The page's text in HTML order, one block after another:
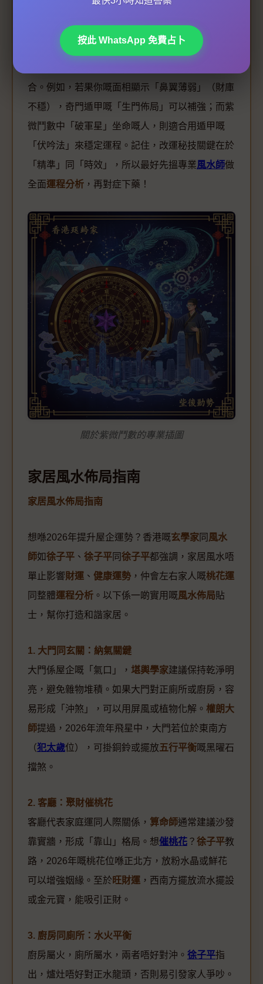
面相學
雖然同奇門遁甲屬於唔同
合。例如，若果你嘅面相顯示「鼻翼薄弱」（財庫
不穩），奇門遁甲嘅「生門佈局」可以補強；而紫
微鬥數中「破軍星」坐命嘅人，則適合用遁甲嘅
「伏吟法」來穩定運程。記住，改運秘技關鍵在於
「精準」同「時效」，所以最好先搵專業風水師做
全面運程分析 ，再對症下藥！
關於紫微鬥數的專業插圖
家居風水佈局指南
家居風水佈局指南
想喺2026年提升屋企運勢？香港嘅玄學家 同 風水
師如徐子平 、 徐子平 同 徐子平都強調，家居風水唔
單止影響財運 、 健康運勢 ，仲會左右家人嘅桃花運
同整體運程分析 。以下係一啲實用嘅風水佈局貼
士，幫你打造和諧家居。
1. 大門同玄關：納氣關鍵
大門係屋企嘅「氣口」， 堪輿學家建議保持乾淨明
亮，避免雜物堆積。如果大門對正廁所或廚房，容
易形成「沖煞」，可以用屏風或植物化解。 權朗大
師提過，2026年流年飛星中，大門若位於東南方
（犯太歲位），可掛銅鈴或擺放五行平衡嘅黑曜石
擋煞。
2. 客廳：聚財催桃花
客廳代表家庭運同人際關係， 算命師通常建議沙發
靠實牆，形成「靠山」格局。想催桃花 ？ 徐子平教
路，2026年嘅桃花位喺正北方，放粉水晶或鮮花
可以增強姻緣。至於 旺財運 ，西南方擺放流水擺設
或金元寶，能吸引正財。
3. 廚房同廁所：水火平衡
廚房屬火，廁所屬水，兩者唔好對沖。 徐子平指
出，爐灶唔好對正水龍頭，否則易引發家人爭吵。
按此 WhatsApp 免費占卜